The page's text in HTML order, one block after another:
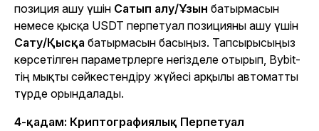
позиция ашу үшін Сатып алу/Ұзын батырмасын
немесе қысқа USDT перпетуал позицияны ашу үшін
Сату/Қысқа батырмасын басыңыз. Тапсырысыңыз
көрсетілген параметрлерге негізделе отырып, Bybit-
тің мықты сәйкестендіру жүйесі арқылы автоматты
түрде орындалады.
4-қадам: Криптографиялық Перпетуал